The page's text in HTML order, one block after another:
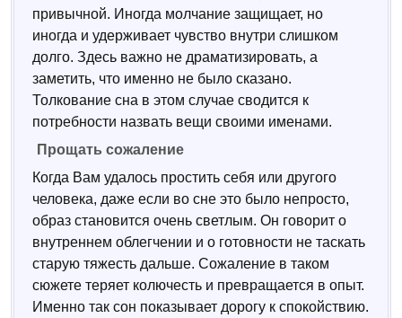
привычной. Иногда молчание защищает, но
иногда и удерживает чувство внутри слишком
долго. Здесь важно не драматизировать, а
заметить, что именно не было сказано.
Толкование сна в этом случае сводится к
потребности назвать вещи своими именами.
Прощать сожаление
Когда Вам удалось простить себя или другого
человека, даже если во сне это было непросто,
образ становится очень светлым. Он говорит о
внутреннем облегчении и о готовности не таскать
старую тяжесть дальше. Сожаление в таком
сюжете теряет колючесть и превращается в опыт.
Именно так сон показывает дорогу к спокойствию.